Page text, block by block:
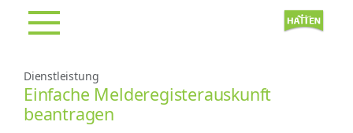
Dienstleistung
Einfache Melderegisterauskunft
beantragen